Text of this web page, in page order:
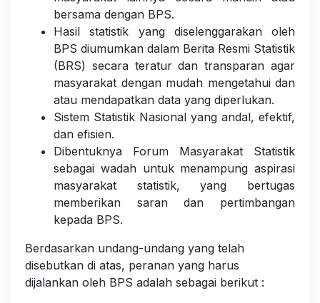
bersama dengan BPS.
Hasil statistik yang diselenggarakan oleh
BPS diumumkan dalam Berita Resmi Statistik
(BRS) secara teratur dan transparan agar
masyarakat dengan mudah mengetahui dan
atau mendapatkan data yang diperlukan.
Sistem Statistik Nasional yang andal, efektif,
dan efisien.
Dibentuknya Forum Masyarakat Statistik
sebagai wadah untuk menampung aspirasi
masyarakat statistik, yang bertugas
memberikan saran dan pertimbangan
kepada BPS.
Berdasarkan undang-undang yang telah
disebutkan di atas, peranan yang harus
dijalankan oleh BPS adalah sebagai berikut :